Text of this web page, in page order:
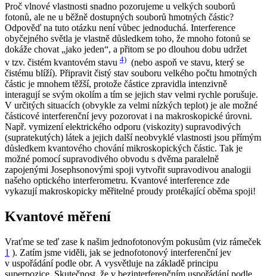
Proč vlnové vlastnosti snadno pozorujeme u velkých souborů
fotonů, ale ne u běžně dostupných souborů hmotných částic?
Odpověď na tuto otázku není vůbec jednoduchá. Interference
obyčejného světla je vlastně důsledkem toho, že mnoho fotonů se
dokáže chovat „jako jeden“, a přitom se po dlouhou dobu udržet
v tzv. čistém kvantovém stavu 4) (nebo aspoň ve stavu, který se
čistému blíží). Připravit čistý stav souboru velkého počtu hmotných
částic je mnohem těžší, protože částice zpravidla intenzivně
interagují se svým okolím a tím se jejich stav velmi rychle porušuje.
V určitých situacích (obvykle za velmi nízkých teplot) je ale možné
částicové interferenční jevy pozorovat i na makroskopické úrovni.
Např. vymizení elektrického odporu (viskozity) supravodivých
(supratekutých) látek a jejich další neobvyklé vlastnosti jsou přímým
důsledkem kvantového chování mikroskopických částic. Tak je
možné pomocí supravodivého obvodu s dvěma paralelně
zapojenými Josephsonovými spoji vytvořit supravodivou analogii
našeho optického interferometru. Kvantové interference zde
vykazují makroskopicky měřitelné proudy protékající oběma spoji!
Kvantové měření
Vraťme se teď zase k našim jednofotonovým pokusům (viz rámeček
1 ). Zatím jsme viděli, jak se jednofotonový interferenční jev
v uspořádání podle obr. A vysvětluje na základě principu
superpozice. Skutečnost, že v bezinterferenčním uspořádání podle